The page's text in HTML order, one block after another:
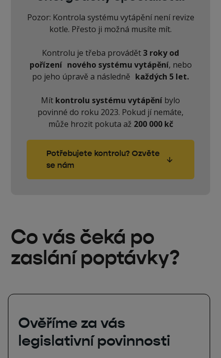
Pozor: Kontrola systému vytápění není revize
kotle. Přesto ji možná musíte mít.
Kontrolu je třeba provádět3 roky od
pořízení nového systému vytápění, nebo
po jeho úpravě a následně každých 5 let.
Mít kontrolu systému vytápění bylo
povinné do roku 2023. Pokud jí nemáte,
může hrozit pokuta až 200 000 kč
Potřebujete kontrolu? Ozvěte
se nám
Co vás čeká po
zaslání poptávky?
Ověříme za vás
legislativní povinnosti